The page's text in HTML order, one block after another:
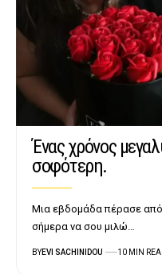
Ένας χρόνος
σοφότερη.
Μια εβδομάδα πέρασε από
σήμερα να σου μιλώ…
BYEVI SACHINIDOU 10 MIN